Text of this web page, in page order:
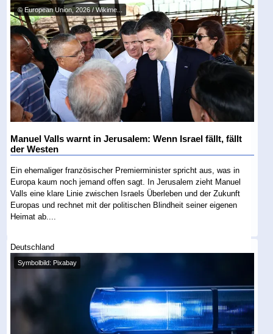
© European Union, 2026 / Wikime...
Manuel Valls warnt in Jerusalem: Wenn Israel fällt, fällt
der Westen
Ein ehemaliger französischer Premierminister spricht aus, was in
Europa kaum noch jemand offen sagt. In Jerusalem zieht Manuel
Valls eine klare Linie zwischen Israels Überleben und der Zukunft
Europas und rechnet mit der politischen Blindheit seiner eigenen
Heimat ab....
Deutschland
Symbolbild: Pixabay